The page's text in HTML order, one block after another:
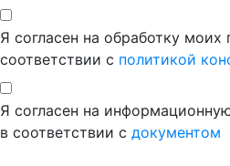
Я согласен на обработку
соответствии с политикой
Я согласен на
в соответствии с документом